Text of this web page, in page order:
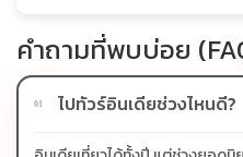
คำถามที่พบบ่อย
01 ไปทัวร์อินเดียช่วงไหนดี?